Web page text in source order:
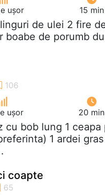
ușor 15 min
de ulei 2 fire
boabe de porumb
ușor 20 min
cu bob lung 1
1 ardei
coapte